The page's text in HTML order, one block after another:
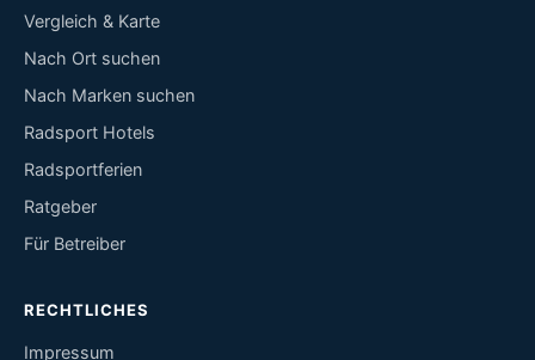
Vergleich & Karte
Nach Ort suchen
Nach Marken suchen
Radsport Hotels
Radsportferien
Ratgeber
Für Betreiber
RECHTLICHES
Impressum